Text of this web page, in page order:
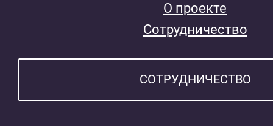
О проекте
Сотрудничество
СОТРУДНИЧЕСТВО